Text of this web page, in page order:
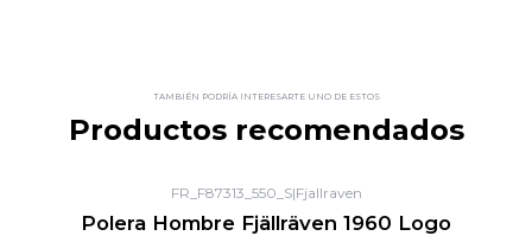
TAMBIÉN PODRÍA INTERESARTE UNO DE ESTOS
Productos recomendados
FR_F87313_550_S|Fjallraven
Polera Hombre Fjällräven 1960 Logo